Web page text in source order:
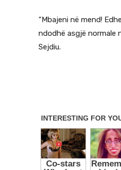
“Mbajeni në mend!
ndodhë asgjë normale
Sejdiu.